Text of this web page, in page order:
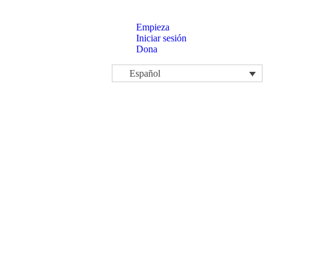
Empieza
Iniciar sesión
Dona
Español